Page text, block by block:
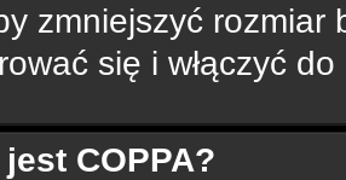
zmniejszyć
się i włączyć
COPPA?